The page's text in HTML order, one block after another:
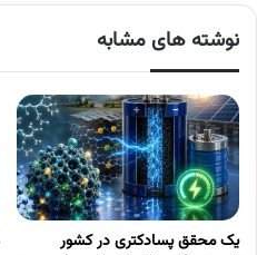
نوشته های مشابه
یک محقق پسادکتری در کشور